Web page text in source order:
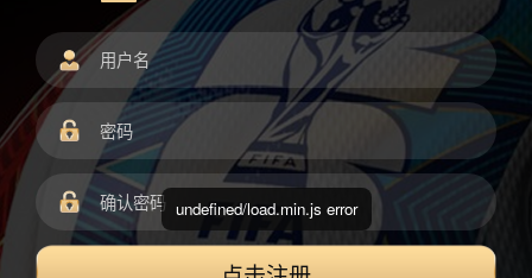
undefined/load.min.js error